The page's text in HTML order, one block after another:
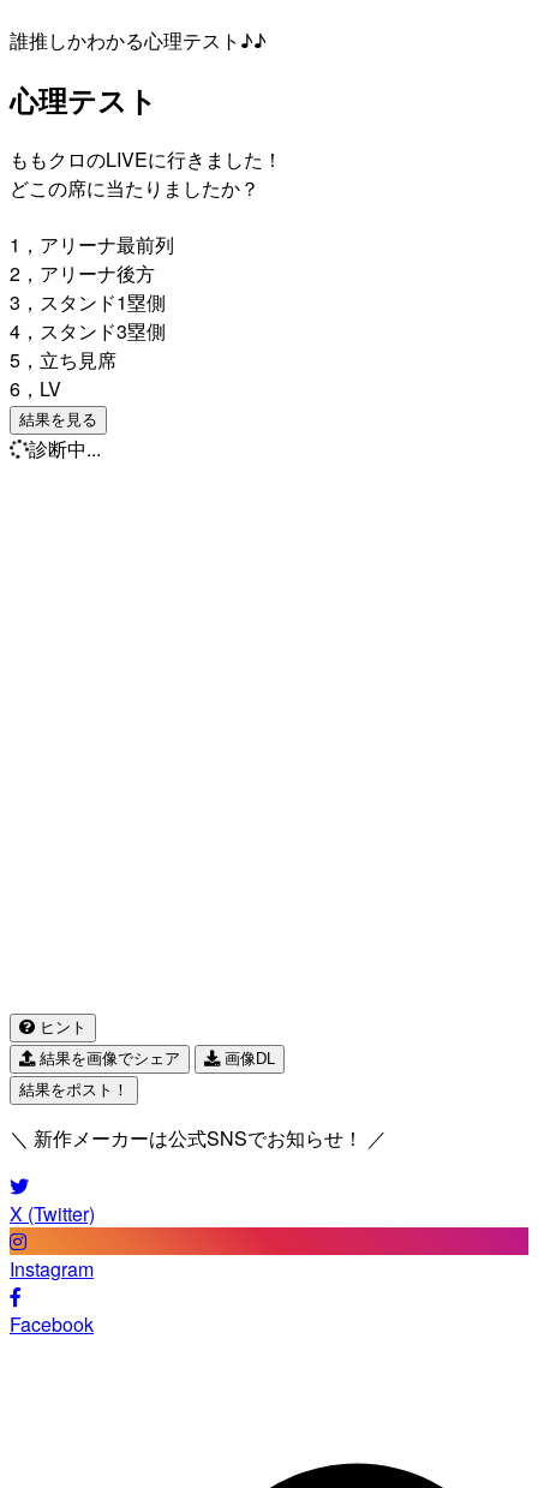
誰推しかわかる心理テスト♪♪
心理テスト
ももクロのLIVEに行きました！
どこの席に当たりましたか？
1，アリーナ最前列
2，アリーナ後方
3，スタンド1塁側
4，スタンド3塁側
5，立ち見席
6，LV
結果を見る
診断中...
ヒント
結果を画像でシェア
画像DL
結果をポスト！
＼ 新作メーカーは公式SNSでお知らせ！ ／
X (Twitter)
Instagram
Facebook